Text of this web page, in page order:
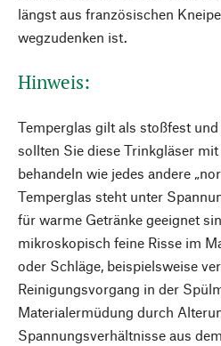
längst aus französischen
wegzudenken ist.
Hinweis:
Temperglas gilt als stoßfest
sollten Sie diese Trinkgläser
behandeln wie jedes andere
Temperglas steht unter
für warme Getränke geeignet
mikroskopisch feine Risse im
oder Schläge, beispielsweise
Reinigungsvorgang in der
Materialermüdung durch
Spannungsverhältnisse aus